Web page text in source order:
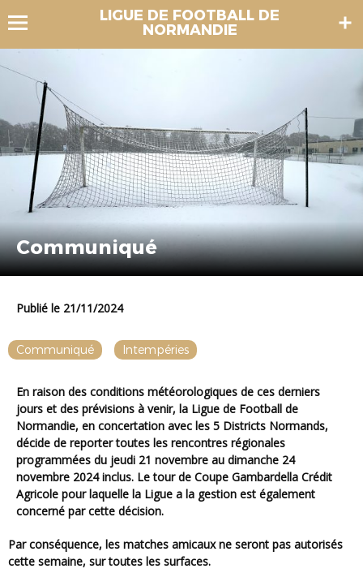
LIGUE DE FOOTBALL DE
NORMANDIE
Communiqué
Publié le 21/11/2024
Communiqué Intempéries
En raison des conditions météorologiques de ces derniers
jours et des prévisions à venir, la Ligue de Football de
Normandie, en concertation avec les 5 Districts Normands,
décide de reporter toutes les rencontres régionales
programmées du jeudi 21 novembre au dimanche 24
novembre 2024 inclus. Le tour de Coupe Gambardella Crédit
Agricole pour laquelle la Ligue a la gestion est également
concerné par cette décision.
Par conséquence, les matches amicaux ne seront pas autorisés
cette semaine, sur toutes les surfaces.